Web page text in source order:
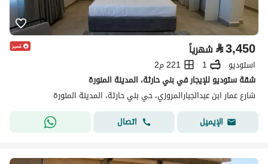
⃁3,450 شهرياً
استوديو 1
221 م2
شقة ستوديو للإيجار في بني حارثة، المدينة المنورة
شارع عمار ابن عبدالجبارالمروزي، حي بني حارثة، المدينة المنورة
الإيميل
اتصال